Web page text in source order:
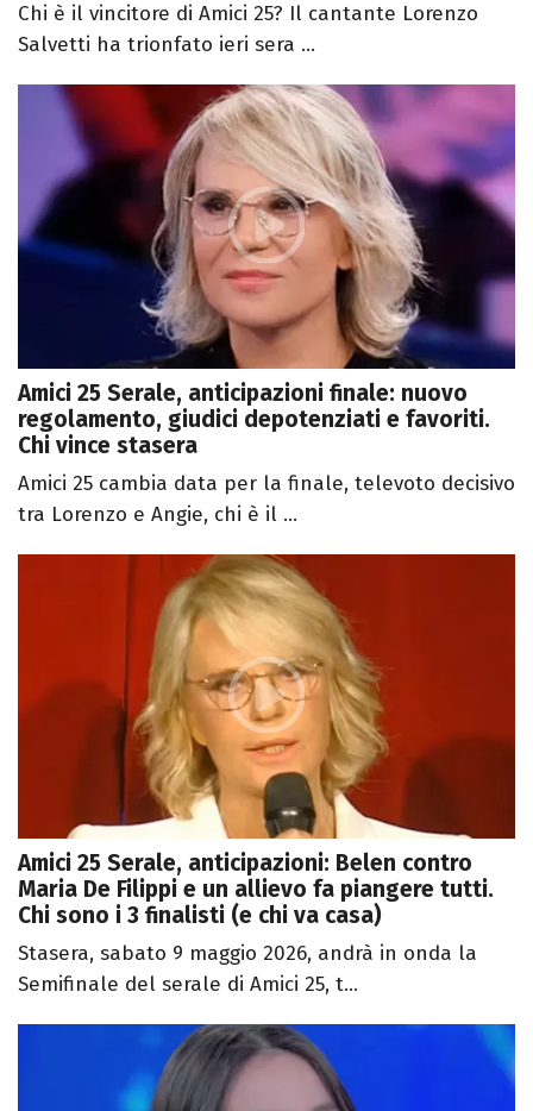
Chi è il vincitore di Amici 25? Il cantante Lorenzo
Salvetti ha trionfato ieri sera ...
Amici 25 Serale, anticipazioni finale: nuovo
regolamento, giudici depotenziati e favoriti.
Chi vince stasera
Amici 25 cambia data per la finale, televoto decisivo
tra Lorenzo e Angie, chi è il ...
Amici 25 Serale, anticipazioni: Belen contro
Maria De Filippi e un allievo fa piangere tutti.
Chi sono i 3 finalisti (e chi va casa)
Stasera, sabato 9 maggio 2026, andrà in onda la
Semifinale del serale di Amici 25, t...